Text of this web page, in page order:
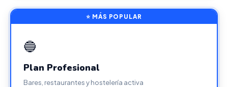
⭐ MÁS POPULAR
🔵
Plan Profesional
Bares, restaurantes y hostelería activa